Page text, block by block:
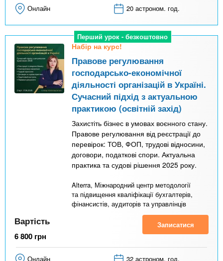
Онлайн 20 астроном. год.
Перший урок - безкоштовно
Набір на курс!
Правове регулювання
господарсько-економічної
діяльності організацій в Україні.
Сучасний підхід з актуальною
практикою (освітній захід)
Захистіть бізнес в умовах воєнного стану.
Правове регулювання від реєстрації до
перевірок: ТОВ, ФОП, трудові відносини,
договори, податкові спори. Актуальна
практика та судові рішення 2025 року.
Alterra, Міжнародний центр методології
та підвищення кваліфікації бухгалтерів,
фінансистів, аудиторів та управлінців
Вартість
6 800 грн
Записатися
Онлайн 32 астроном. год.